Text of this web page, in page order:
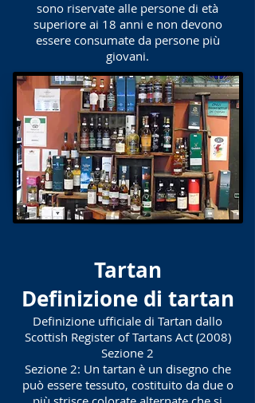
sono riservate alle persone di età
superiore ai 18 anni e non devono
essere consumate da persone più
giovani.
Tartan
Definizione di tartan
Definizione ufficiale di Tartan dallo
Scottish Register of Tartans Act (2008)
Sezione 2
Sezione 2: Un tartan è un disegno che
può essere tessuto, costituito da due o